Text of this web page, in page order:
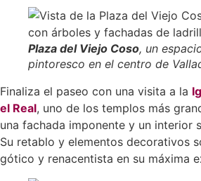
Plaza del Viejo Coso, un
pintoresco en el centro de
Finaliza el paseo con una visita a la
el Real, uno de los templos más
una fachada imponente y un interior
Su retablo y elementos decorativos
gótico y renacentista en su máxima